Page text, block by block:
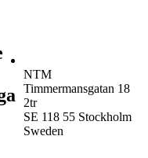
NTM
Timmermansgatan 18
2tr
SE 118 55 Stockholm
Sweden